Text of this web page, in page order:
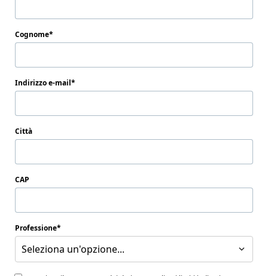
Cognome
Indirizzo e-mail
Città
CAP
Professione
Seleziona un'opzione...